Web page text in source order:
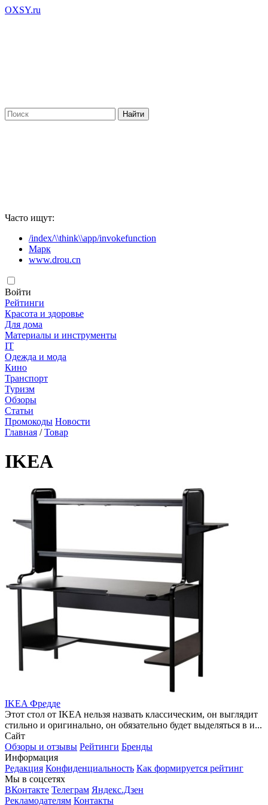
OXSY.ru
Часто ищут:
/index/\\think\\app/invokefunction
Марк
www.drou.cn
Войти
Рейтинги
Красота и здоровье
Для дома
Материалы и инструменты
IT
Одежда и мода
Кино
Транспорт
Туризм
Обзоры
Статьи
Промокоды Новости
Главная /Товар
IKEA
IKEA Фредде
Этот стол от IKEA нельзя назвать классическим, он выглядит
стильно и оригинально, он обязательно будет выделяться в и...
Сайт
Обзоры и отзывы Рейтинги Бренды
Информация
Редакция Конфиденциальность Как формируется рейтинг
Мы в соцсетях
ВКонтакте Телеграм Яндекс.Дзен
Рекламодателям Контакты